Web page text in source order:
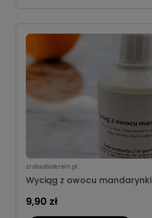
zrobsobiekrem.pl
Wyciąg z owocu mandarynki
9,90 zł